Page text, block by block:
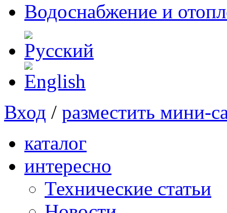
Водоснабжение и
Вход / разместить мини-
каталог
интересно
Технические статьи